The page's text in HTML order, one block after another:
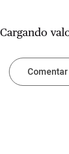
Cargando
Comentar